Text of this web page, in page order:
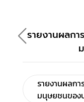
รายงานผลก
รายงานผลก
มนุษยชนของ